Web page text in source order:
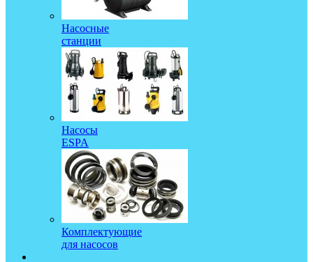
Насосные
станции
Насосы
ESPA
Комплектующие
для насосов